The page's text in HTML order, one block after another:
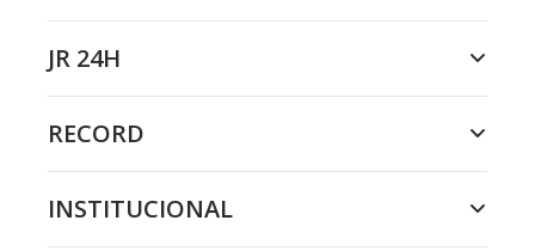
JR 24H
RECORD
INSTITUCIONAL